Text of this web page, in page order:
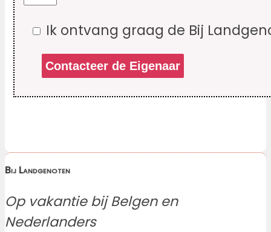
Ik ontvang graag de Bij
Bij Landgenoten
Op vakantie bij Belgen en
Nederlanders